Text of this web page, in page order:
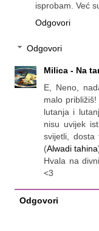
isprobam. Već
Odgovori
Odgovori
Milica - Na
E, Neno,
malo
lutanja i
nisu uvijek
svijetli, dosta
(Alwadi tahina
Hvala na
<3
Odgovori